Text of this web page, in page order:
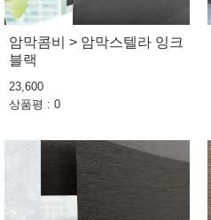
암막콤비 > 암막스텔라 잉크
블랙
23,600
상품평 : 0